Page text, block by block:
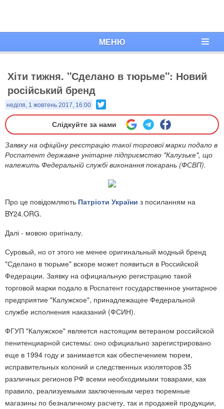
МЕНЮ
Хіти тижня. "Сделано в тюрьме": Новий
російський бренд
неділя, 1 жовтень 2017, 16:00
Слідкуйте за нами
Заявку на офіційну реєстрацію такої торгової марки подало в
Роспатент державне унітарне підприємство "Калузьке", що
належить Федеральній службі виконання покарань (ФСВП).
Про це повідомляють Патріоти України з посиланням на
BY24.ORG.
Далі - мовою оригіналу.
Суровый, но от этого не менее оригинальный модный бренд
"Сделано в тюрьме" вскоре может появиться в Российской
Федерации. Заявку на официальную регистрацию такой
торговой марки подало в Роспатент государственное унитарное
предприятие "Калужское", принадлежащее Федеральной
службе исполнения наказаний (ФСИН).
ФГУП "Калужское" является настоящим ветераном российской
пенитенциарной системы: оно официально зарегистрировано
еще в 1994 году и занимается как обеспечением тюрем,
исправительных колоний и следственных изоляторов 35
различных регионов РФ всеми необходимыми товарами, как
правило, реализуемыми заключенным через тюремные
магазины по безналичному расчету, так и продажей продукции,